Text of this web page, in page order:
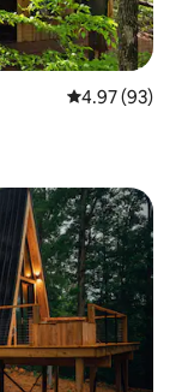
Penarafan
4.97 (93)